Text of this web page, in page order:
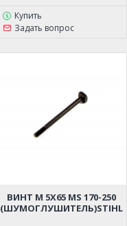
Купить
Задать вопрос
ВИНТ М 5Х65 MS 170-250
(ШУМОГЛУШИТЕЛЬ)STIHL